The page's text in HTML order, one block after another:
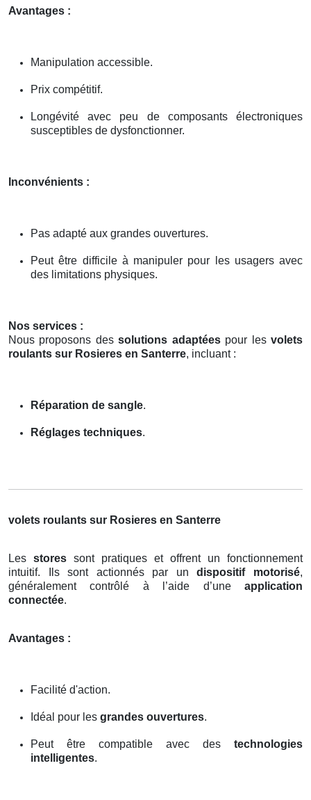
Avantages :
Manipulation accessible.
Prix compétitif.
Longévité avec peu de composants électroniques
susceptibles de dysfonctionner.
Inconvénients :
Pas adapté aux grandes ouvertures.
Peut être difficile à manipuler pour les usagers avec
des limitations physiques.
Nos services :
Nous proposons dessolutions adaptéespour lesvolets
roulants sur Rosieres en Santerre, incluant :
Réparation de sangle.
Réglages techniques.
volets roulants sur Rosieres en Santerre
Les stores sont pratiques et offrent un fonctionnement
intuitif. Ils sont actionnés par undispositif motorisé,
généralement contrôlé à l’aide d’une application
connectée.
Avantages :
Facilité d'action.
Idéal pour les grandes ouvertures.
Peut être compatible avec des technologies
intelligentes.